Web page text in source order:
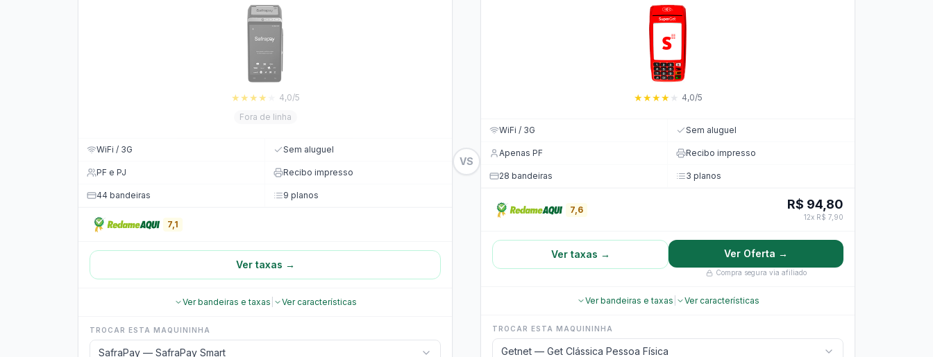
★★★★
4,0/5
Fora de linha
WiFi / 3G Sem aluguel
PF e PJ Recibo impresso
44 bandeiras 9 planos
7,1
Ver taxas →
Ver bandeiras e taxas Ver características
TROCAR ESTA MAQUININHA
SafraPay — SafraPay Smart
VS
★★★★ ★ 4,0/5
WiFi / 3G Sem aluguel
Apenas PF Recibo impresso
28 bandeiras 3 planos
7,6 R$ 94,80
12x R$ 7,90
Ver taxas → Ver Oferta →
Compra segura via afiliado
Ver bandeiras e taxas Ver características
TROCAR ESTA MAQUININHA
Getnet — Get Clássica Pessoa Física